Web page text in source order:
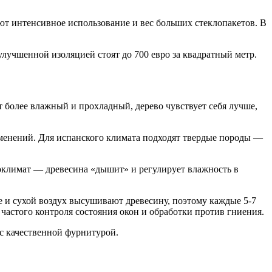
использование и вес больших стеклопакетов. В
изоляцией стоят до 700 евро за квадратный метр.
влажный и прохладный, дерево чувствует себя лучше,
Для испанского климата подходят твердые породы —
— древесина «дышит» и регулирует влажность в
сухой воздух высушивают древесину, поэтому каждые 5-7
контроля состояния окон и обработки против гниения.
качественной фурнитурой.